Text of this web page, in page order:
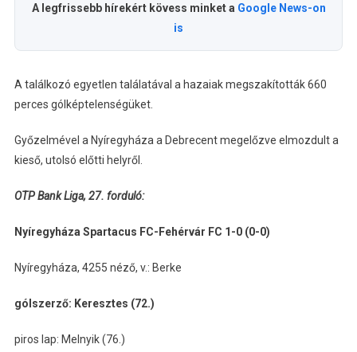
A legfrissebb hírekért kövess minket a Google News-on
is
A találkozó egyetlen találatával a hazaiak megszakították 660
perces gólképtelenségüket.
Győzelmével a Nyíregyháza a Debrecent megelőzve elmozdult a
kieső, utolsó előtti helyről.
OTP Bank Liga, 27. forduló:
Nyíregyháza Spartacus FC-Fehérvár FC 1-0 (0-0)
Nyíregyháza, 4255 néző, v.: Berke
gólszerző: Keresztes (72.)
piros lap: Melnyik (76.)